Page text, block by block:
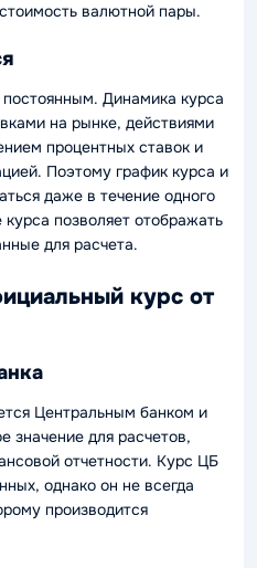
валютной пары.
Динамика курса
на рынке, действиями
процентных ставок и
Поэтому график курса и
даже в течение одного
позволяет отображать
для расчета.
курс от
Центральным банком и
значение для расчетов,
отчетности. Курс ЦБ
однако он не всегда
производится